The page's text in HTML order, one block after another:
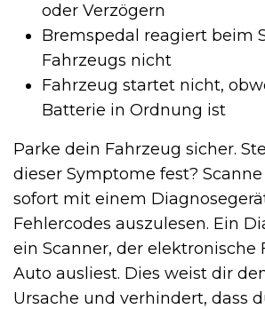
oder Verzögern
Bremspedal reagiert beim
Fahrzeugs nicht
Fahrzeug startet nicht,
Batterie in Ordnung ist
Parke dein Fahrzeug sicher.
dieser Symptome fest?
sofort mit einem
Fehlercodes auszulesen. Ein
ein Scanner, der elektronische
Auto ausliest. Dies weist dir
Ursache und verhindert, dass